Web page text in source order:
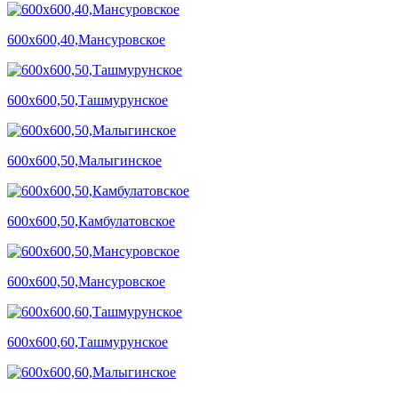
600х600,40,Мансуровское
600х600,50,Ташмурунское
600х600,50,Малыгинское
600х600,50,Камбулатовское
600х600,50,Мансуровское
600х600,60,Ташмурунское